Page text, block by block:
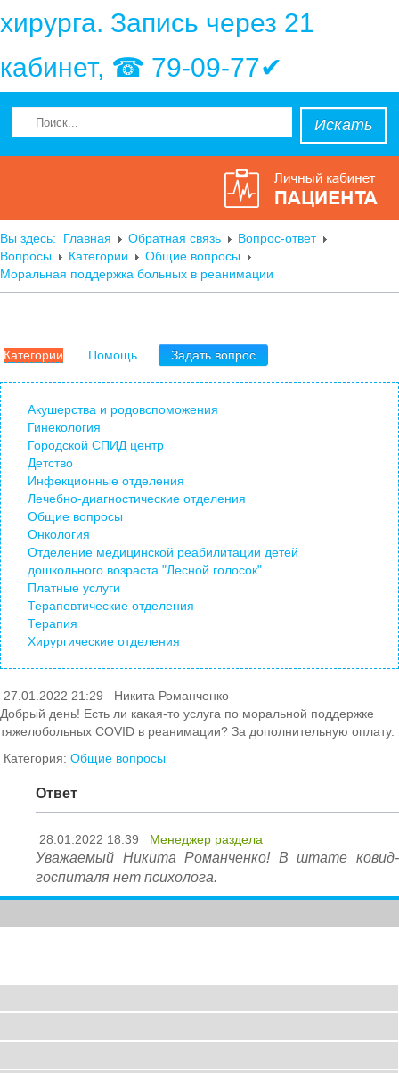
хирурга. Запись через 21
кабинет, ☎ 79-09-77✔
Искать
Вы здесь: Главная Обратная связь
Вопрос-ответ
Вопросы
Категории
Общие вопросы
Моральная поддержка больных в реанимации
Категории Помощь Задать вопрос
Акушерства и родовспоможения
Гинекология
Городской СПИД центр
Детство
Инфекционные отделения
Лечебно-диагностические отделения
Общие вопросы
Онкология
Отделение медицинской реабилитации детей
дошкольного возраста "Лесной голосок"
Платные услуги
Терапевтические отделения
Терапия
Хирургические отделения
27.01.2022 21:29
Никита Романченко
Добрый день! Есть ли какая-то услуга по моральной поддержке
тяжелобольных COVID в реанимации? За дополнительную оплату.
Категория: Общие вопросы
Ответ
28.01.2022 18:39 Менеджер раздела
Уважаемый Никита Романченко! В штате ковид-
госпиталя нет психолога.